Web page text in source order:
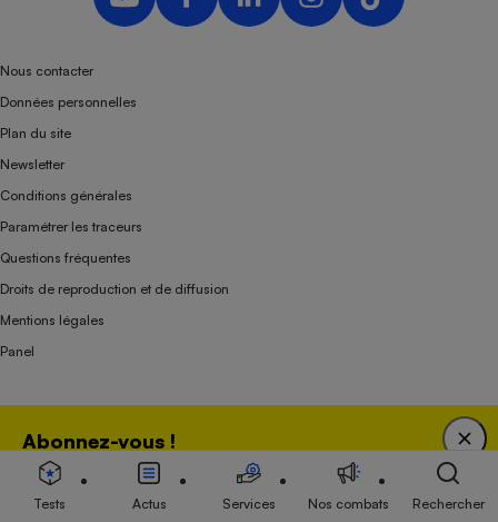
Abonnez-vous !
Bénéficiez d'une expertise unique tout en soutenant
une association 100 % indépendante de l'Etat, des
Nous contacter
Données personnelles
Plan du site
Newsletter
Conditions générales
Paramétrer les traceurs
Questions fréquentes
Droits de reproduction et de diffusion
Mentions légales
Panel
Association indépendante de l’État, des syndicats, des producteurs et des
distributeurs depuis 1951.
Tests Actus Services Nos combats Rechercher